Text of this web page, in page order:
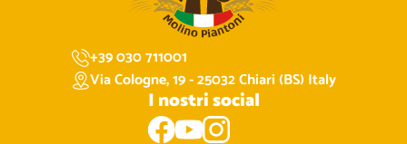
+39 030 711001
Via Cologne, 19 - 25032 Chiari (BS) Italy
I nostri social